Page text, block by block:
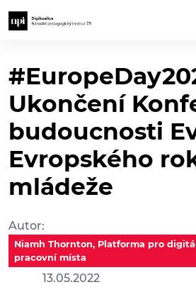
Ukončení
budoucnosti
Evropského
mládeže
Autor:
Niamh Thornton, Platforma pro
pracovní místa
13.05.2022